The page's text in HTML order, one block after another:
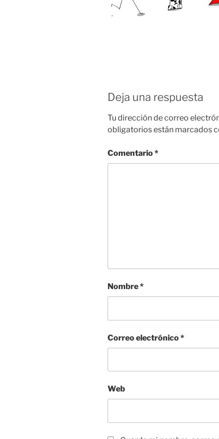
Deja una respuesta
Tu dirección de correo
obligatorios están marcados
Comentario*
Nombre*
Correo electrónico*
Web